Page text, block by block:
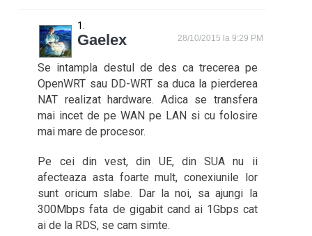
Gaelex 28/10/2015 la 9:29 PM
Se intampla destul de des ca trecerea pe
OpenWRT sau DD-WRT sa duca la pierderea
NAT realizat hardware. Adica se transfera
mai incet de pe WAN pe LAN si cu folosire
mai mare de procesor.
Pe cei din vest, din UE, din SUA nu ii
afecteaza asta foarte mult, conexiunile lor
sunt oricum slabe. Dar la noi, sa ajungi la
300Mbps fata de gigabit cand ai 1Gbps cat
ai de la RDS, se cam simte.